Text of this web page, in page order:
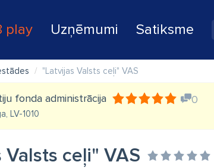
play Uzņēmumi Satiksme
"Latvijas Valsts ceļi" VAS
fonda administrācija 0
LV-1010
Valsts ceļi" VAS